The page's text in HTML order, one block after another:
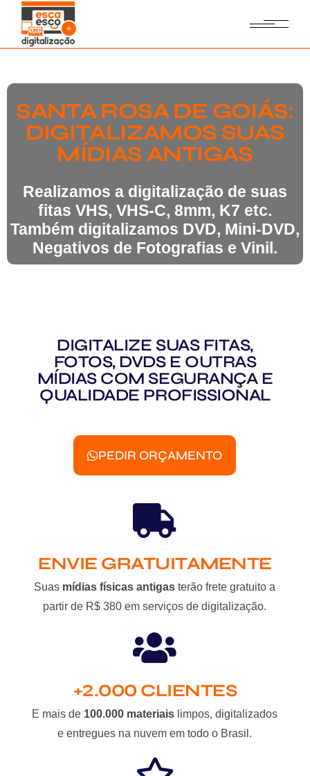
SANTA ROSA DE GOIÁS:
DIGITALIZAMOS SUAS
MÍDIAS ANTIGAS
Realizamos a digitalização de suas
fitas VHS, VHS-C, 8mm, K7 etc.
Também digitalizamos DVD, Mini-DVD,
Negativos de Fotografias e Vinil.
DIGITALIZE SUAS FITAS,
FOTOS, DVDS E OUTRAS
MÍDIAS COM SEGURANÇA E
QUALIDADE PROFISSIONAL
PEDIR ORÇAMENTO
ENVIE GRATUITAMENTE
Suas mídias físicas antigas terão frete gratuito a
partir de R$ 380 em serviços de digitalização.
+2.000 CLIENTES
E mais de 100.000 materiais limpos, digitalizados
e entregues na nuvem em todo o Brasil.